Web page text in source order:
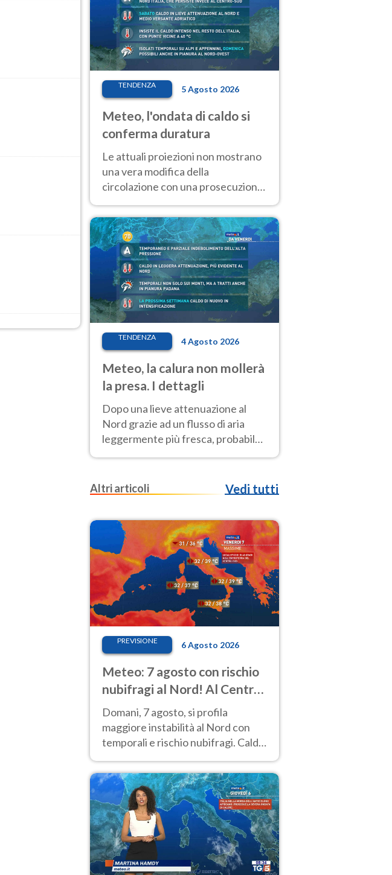
TENDENZA 5 Agosto 2026
Meteo, l'ondata di caldo si
conferma duratura
Le attuali proiezioni non mostrano
una vera modifica della
circolazione con una prosecuzione
giorni, compresa la settimana di
Ferragosto
TENDENZA 4 Agosto 2026
Meteo, la calura non mollerà
la presa. I dettagli
Dopo una lieve attenuazione al
Nord grazie ad un flusso di aria
leggermente più fresca, probabile
nuovo rinforzo dell’anticiclone
Altri articoli
Vedi tutti
PREVISIONE 6 Agosto 2026
Meteo: 7 agosto con rischio
nubifragi al Nord! Al Centro-
Sud caldo estremo
Domani, 7 agosto, si profila
maggiore instabilità al Nord con
temporali e rischio nubifragi. Caldo
previsioni.